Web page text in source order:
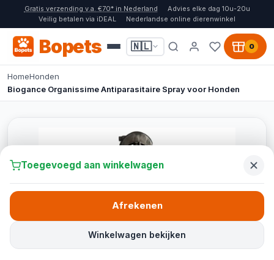
Gratis verzending v.a. €70* in Nederland
Advies elke dag 10u-20u
Veilig betalen via iDEAL
Nederlandse online dierenwinkel
Bopets 🇳🇱 0
HomeHonden
Biogance Organissime Antiparasitaire Spray voor Honden
Toegevoegd aan winkelwagen
Winkelwagen bekijken
Afrekenen